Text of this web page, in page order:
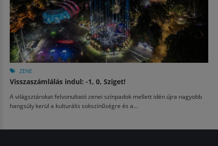
ZENE
Visszaszámlálás indul: -1, 0, Sziget!
A világsztárokat felvonultató zenei színpadok mellett idén újra nagyobb
hangsúly kerül a kulturális sokszínűségre és a...